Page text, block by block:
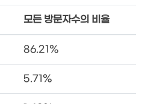
모든 방문자수의 비율
86.21%
5.71%